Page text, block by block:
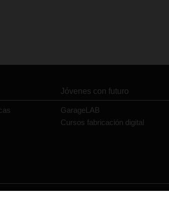
Jóvenes con futuro
GarageLAB
Cursos fabricación digital